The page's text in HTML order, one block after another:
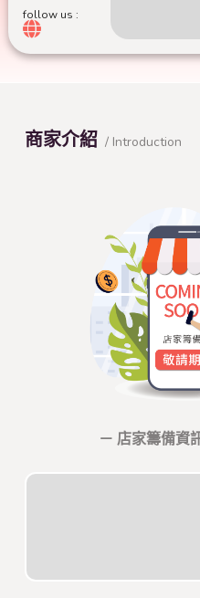
follow us :
商家介紹 / Introduction
－ 店家籌備資